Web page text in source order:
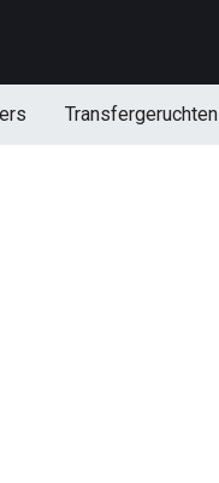
Transfergeruchten